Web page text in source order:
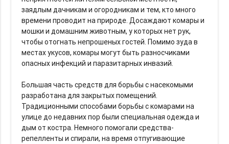
заядлым дачникам и огородникам и тем, кто много
времени проводит на природе. Досаждают комары и
мошки и домашним животным, у которых нет рук,
чтобы отогнать непрошеных гостей. Помимо зуда в
местах укусов, комары могут быть разносчиками
опасных инфекций и паразитарных инвазий.
Большая часть средств для борьбы с насекомыми
разработана для закрытых помещений.
Традиционными способами борьбы с комарами на
улице до недавних пор были специальная одежда и
дым от костра. Немного помогали средства-
репелленты и спирали, на время отпугивающие